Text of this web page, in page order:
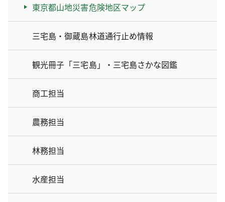
東京都山地災害危険地区マップ
三宅島・御蔵島林道通行止め情報
観光冊子「三宅島」・三宅島さかな図鑑
商工担当
農務担当
林務担当
水産担当